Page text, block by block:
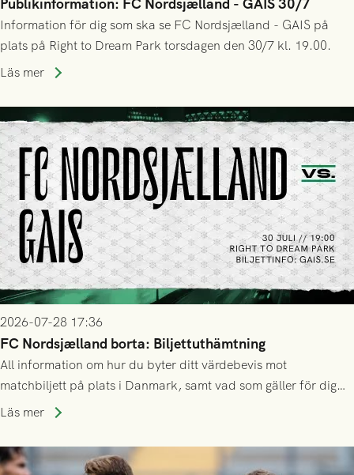
Information för dig som ska se FC Nordsjælland - GAIS på
plats på Right to Dream Park torsdagen den 30/7 kl. 19.00.
Läs mer
2026-07-28 17:36
FC Nordsjælland borta: Biljettuthämtning
All information om hur du byter ditt värdebevis mot
matchbiljett på plats i Danmark, samt vad som gäller för dig
som står på reservlista eller fått förhinder.
Läs mer